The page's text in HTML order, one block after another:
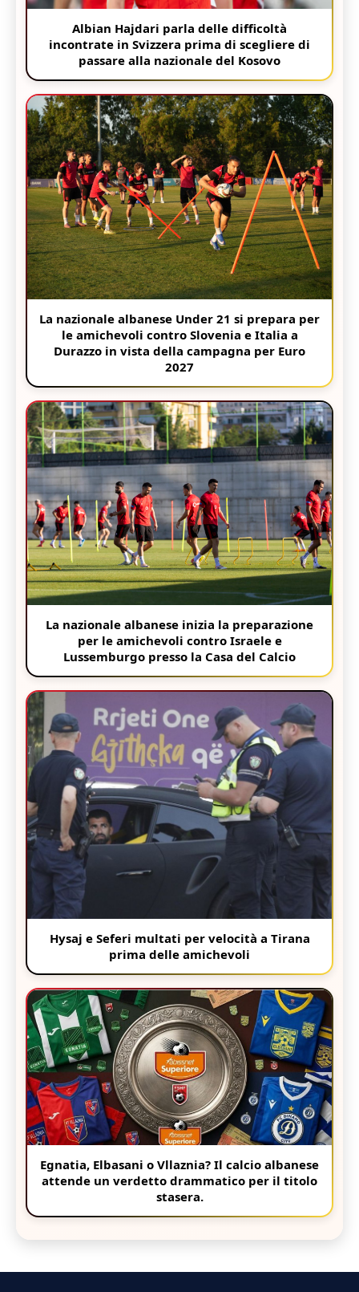
Albian Hajdari parla delle difficoltà
incontrate in Svizzera prima di scegliere di
passare alla nazionale del Kosovo
La nazionale albanese Under 21 si prepara per
le amichevoli contro Slovenia e Italia a
Durazzo in vista della campagna per Euro
2027
La nazionale albanese inizia la preparazione
per le amichevoli contro Israele e
Lussemburgo presso la Casa del Calcio
Hysaj e Seferi multati per velocità a Tirana
prima delle amichevoli
Egnatia, Elbasani o Vllaznia? Il calcio albanese
attende un verdetto drammatico per il titolo
stasera.